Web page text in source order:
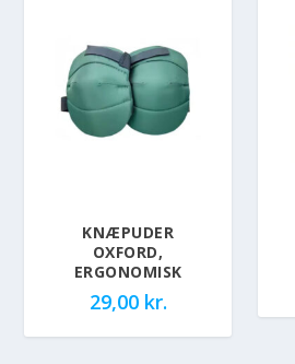
KNÆPUDER
OXFORD,
ERGONOMISK
29,00 kr.